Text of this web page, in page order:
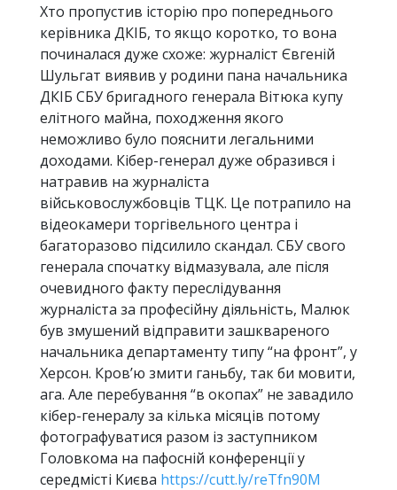
Хто пропустив історію про попереднього
керівника ДКІБ, то якщо коротко, то вона
починалася дуже схоже: журналіст Євгеній
Шульгат виявив у родини пана начальника
ДКІБ СБУ бригадного генерала Вітюка купу
елітного майна, походження якого
неможливо було пояснити легальними
доходами. Кібер-генерал дуже образився і
натравив на журналіста
військовослужбовців ТЦК. Це потрапило на
відеокамери торгівельного центра і
багаторазово підсилило скандал. СБУ свого
генерала спочатку відмазувала, але після
очевидного факту переслідування
журналіста за професійну діяльність, Малюк
був змушений відправити зашквареного
начальника департаменту типу “на фронт”, у
Херсон. Кров’ю змити ганьбу, так би мовити,
ага. Але перебування “в окопах” не завадило
кібер-генералу за кілька місяців потому
фотографуватися разом із заступником
Головкома на пафосній конференції у
середмісті Києва https://cutt.ly/reTfn90M